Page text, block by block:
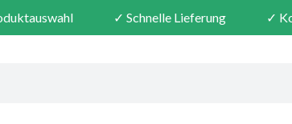
✓ Schnelle Lieferung ✓